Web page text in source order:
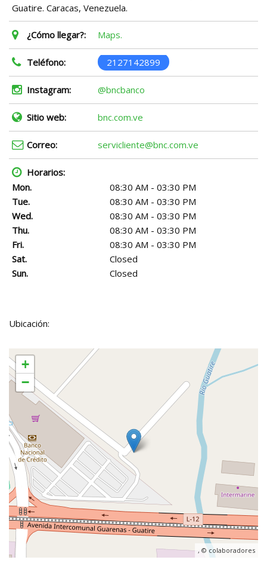
Guatire. Caracas, Venezuela.
¿Cómo llegar?: Maps.
Teléfono: 2127142899
Instagram: @bncbanco
Sitio web: bnc.com.ve
Correo: servicliente@bnc.com.ve
Horarios:
Mon.
08:30 AM - 03:30 PM
Tue.
08:30 AM - 03:30 PM
Wed.
08:30 AM - 03:30 PM
Thu.
08:30 AM - 03:30 PM
Fri.
08:30 AM - 03:30 PM
Sat.
Closed
Sun.
Closed
Ubicación:
+
−
, © colaboradores